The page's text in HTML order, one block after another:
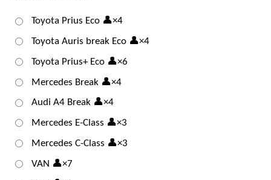
Toyota Prius Eco 👤×4
Toyota Auris break Eco 👤×4
Toyota Prius+ Eco 👤×6
Mercedes Break 👤×4
Audi A4 Break 👤×4
Mercedes E-Class 👤×3
Mercedes C-Class 👤×3
VAN 👤×7